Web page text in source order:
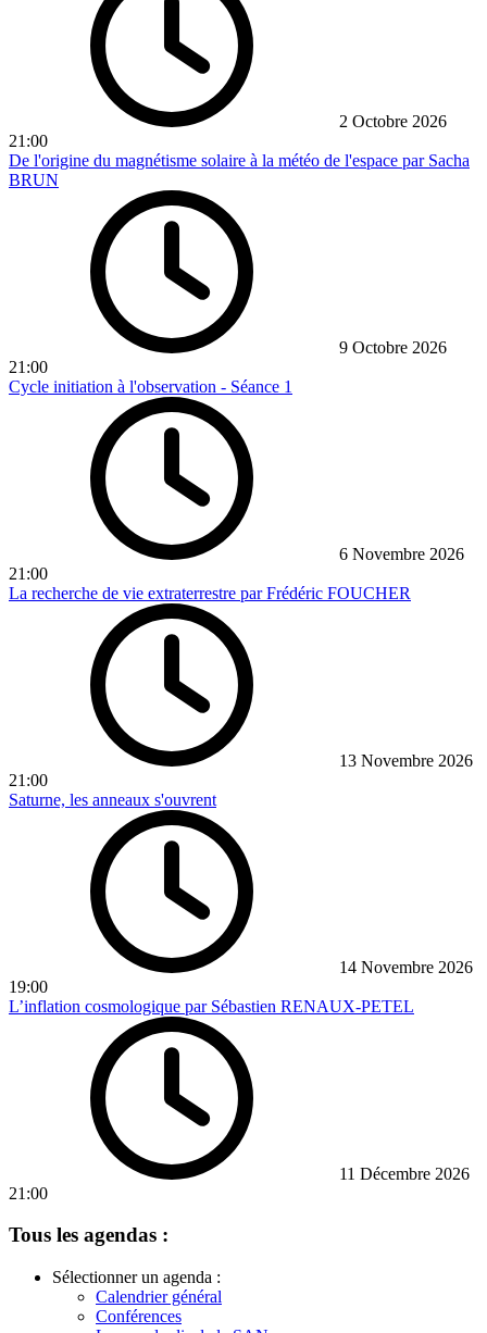
2 Octobre 2026
21:00
De l'origine du magnétisme solaire à la météo de l'espace par Sacha
BRUN
9 Octobre 2026
21:00
Cycle initiation à l'observation - Séance 1
6 Novembre 2026
21:00
La recherche de vie extraterrestre par Frédéric FOUCHER
13 Novembre 2026
21:00
Saturne, les anneaux s'ouvrent
14 Novembre 2026
19:00
L’inflation cosmologique par Sébastien RENAUX-PETEL
11 Décembre 2026
21:00
Tous les agendas :
Sélectionner un agenda :
Calendrier général
Conférences